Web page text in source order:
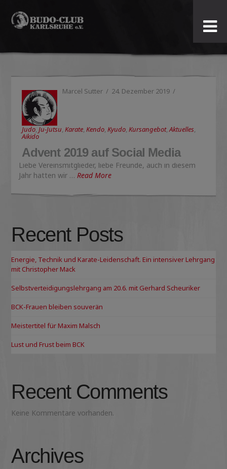
Budo-
Club
Karlsruhe
e.V.
Marcel Sutter 24. Dezember 2019
Judo,Ju-Jutsu,Karate,Kendo,Kyudo,Kursangebot,Aktuelles,
Aikido
Advent 2019 auf Social Media
Liebe Vereinsmitglieder, liebe Freunde, auch in diesem
Jahr hatten wir …Read More
Recent Posts
Energie, Technik und Karate-Leidenschaft. Ein intensiver Lehrgang
mit Christopher Mack
Selbstverteidigungslehrgang am 20.6. mit Gerhard Scheuriker
BCK-Frauen bleiben souverän
Meistertitel für Maxim Malsch
Lust und Frust beim BCK
Recent Comments
Keine Kommentare vorhanden.
Archives